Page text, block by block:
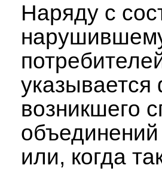
Наряду с
возникшего
или, когда